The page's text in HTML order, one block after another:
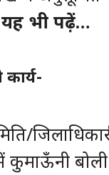
यह भी पढ़ें…